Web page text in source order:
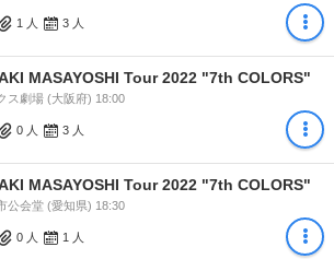
1 人 3 人
MASAYOSHI Tour 2022 "7th COLORS"
ス劇場 (大阪府) 18:00
0 人 3 人
MASAYOSHI Tour 2022 "7th COLORS"
公会堂 (愛知県) 18:30
0 人 1 人